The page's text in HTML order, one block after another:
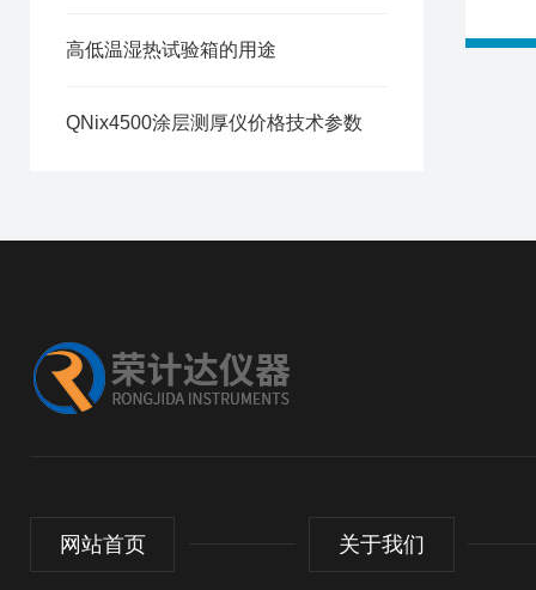
高低温湿热试验箱的用途
QNix4500涂层测厚仪价格技术参数
网站首页 关于我们